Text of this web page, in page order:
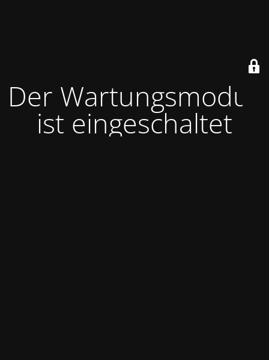
Der Wartungsmodus
ist eingeschaltet